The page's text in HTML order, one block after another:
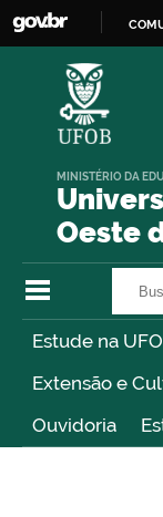
Oeste
MINISTÉRIO DA
Estude na
Extensão e
Ouvidoria